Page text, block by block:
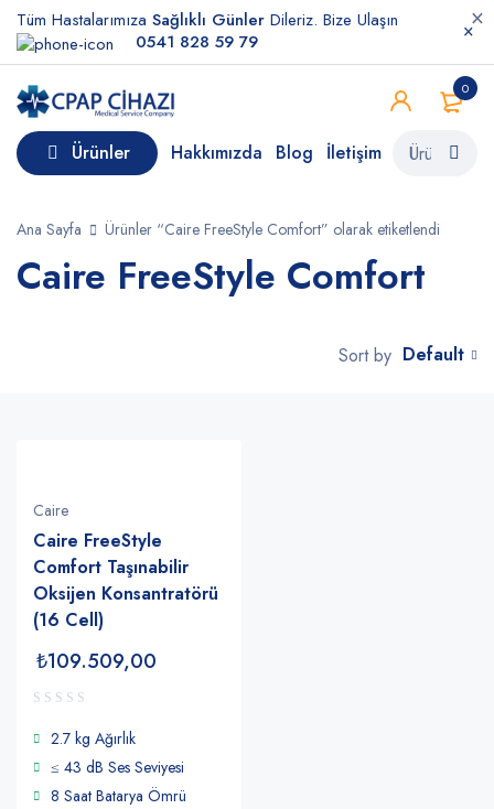
Tüm Hastalarımıza Sağlıklı Günler Dileriz. Bize Ulaşın
0541 828 59 79
0
Ürünler Hakkımızda Blog İletişim
Ana Sayfa Ürünler “Caire FreeStyle Comfort” olarak etiketlendi
Caire FreeStyle Comfort
Sort by Default
Caire
Caire FreeStyle
Comfort Taşınabilir
Oksijen Konsantratörü
(16 Cell)
₺109.509,00
2.7 kg Ağırlık
≤ 43 dB Ses Seviyesi
8 Saat Batarya Ömrü